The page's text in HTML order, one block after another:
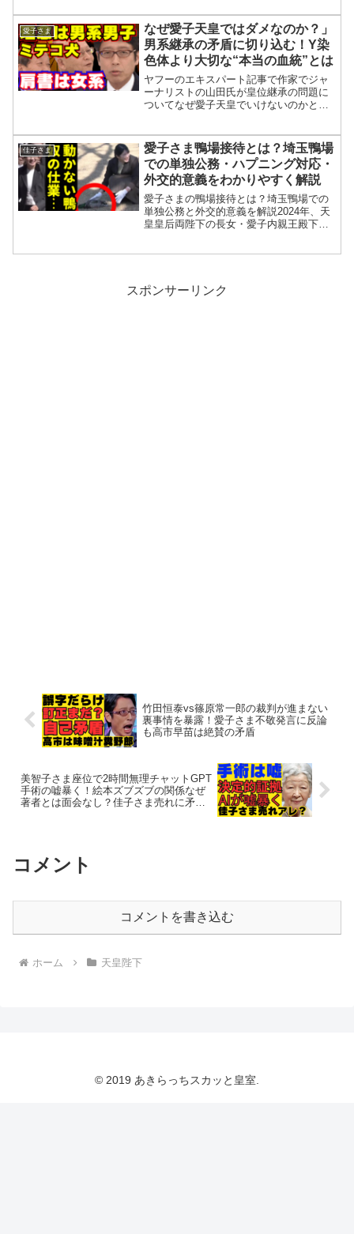
政治家との関係を取り上げています。特
に「愛子さまを天皇へ...
愛子さま
なぜ愛子天皇ではダメなのか？」
男系継承の矛盾に切り込む！Y染
色体より大切な“本当の血統”とは
ヤフーのエキスパート記事で作家でジャ
ーナリストの山田氏が皇位継承の問題に
ついてなぜ愛子天皇でいけないのかと記
前までに、衆参の正副議長が取りまとめ
案を示すとされる「皇位継...
佳子さま
愛子さま鴨場接待とは？埼玉鴨場
での単独公務・ハプニング対応・
外交的意義をわかりやすく解説
愛子さまの鴨場接待とは？埼玉鴨場での
単独公務と外交的意義を解説2024年、天
皇皇后両陛下の長女・愛子内親王殿下
スポンサーリンク
竹田恒泰vs篠原常一郎の裁判が進まない
裏事情を暴露！愛子さま不敬発言に反論
も高市早苗は絶賛の矛盾
美智子さま座位で2時間無理チャットGPT
手術の嘘暴く！絵本ズブズブの関係なぜ
著者とは面会なし？佳子さま売れに矛盾
コメント
コメントを書き込む
ホーム 天皇陛下
© 2019 あきらっちスカッと皇室.